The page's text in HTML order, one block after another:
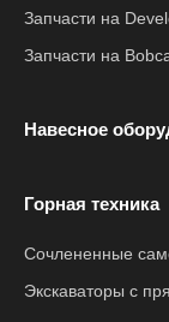
Запчасти на
Запчасти на
Навесное
Горная техника
Сочлененные
Экскаваторы с